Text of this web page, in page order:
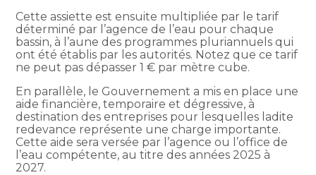
Cette assiette est ensuite multipliée par le tarif
déterminé par l’agence de l’eau pour chaque
bassin, à l’aune des programmes pluriannuels qui
ont été établis par les autorités. Notez que ce tarif
ne peut pas dépasser 1 € par mètre cube.
En parallèle, le Gouvernement a mis en place une
aide financière, temporaire et dégressive, à
destination des entreprises pour lesquelles ladite
redevance représente une charge importante.
Cette aide sera versée par l’agence ou l’office de
l’eau compétente, au titre des années 2025 à
2027.